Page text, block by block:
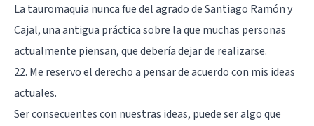
La tauromaquia nunca fue del agrado de Santiago Ramón y
Cajal, una antigua práctica sobre la que muchas personas
actualmente piensan, que debería dejar de realizarse.
22. Me reservo el derecho a pensar de acuerdo con mis ideas
actuales.
Ser consecuentes con nuestras ideas, puede ser algo que